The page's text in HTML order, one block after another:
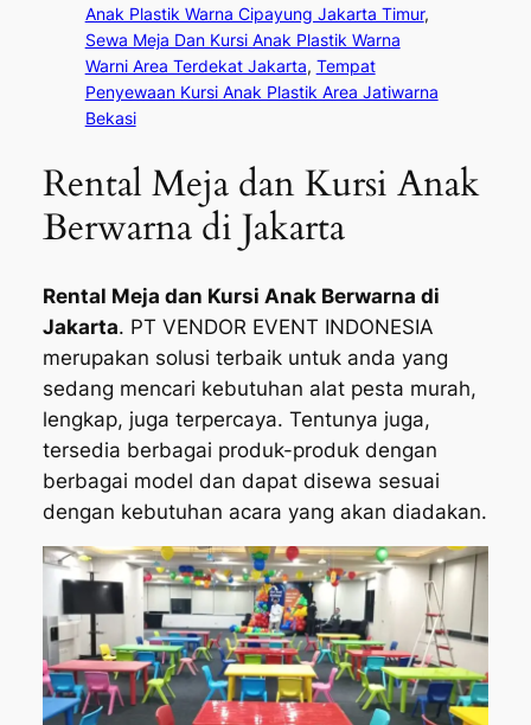
Anak Plastik Warna Cipayung Jakarta Timur
Sewa Meja Dan Kursi Anak Plastik Warna
Warni Area Terdekat Jakarta, Tempat
Penyewaan Kursi Anak Plastik Area Jatiwarna
Bekasi
Rental Meja dan Kursi Anak
Berwarna di Jakarta
Rental Meja dan Kursi Anak Berwarna di
Jakarta. PT VENDOR EVENT INDONESIA
merupakan solusi terbaik untuk anda yang
sedang mencari kebutuhan alat pesta murah,
lengkap, juga terpercaya. Tentunya juga,
tersedia berbagai produk-produk dengan
berbagai model dan dapat disewa sesuai
dengan kebutuhan acara yang akan diadakan.